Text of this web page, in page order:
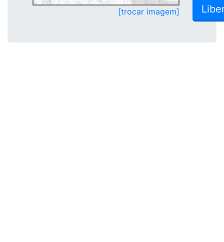
[trocar imagem]